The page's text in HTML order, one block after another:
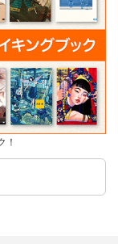
！